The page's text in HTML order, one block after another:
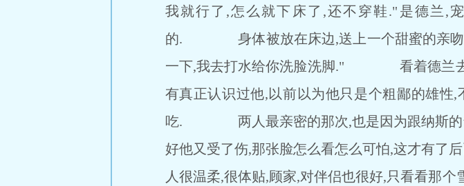
我就行了,怎么就下床了,还不穿鞋."是德兰,
的. 身体被放在床边,送上一个甜蜜的亲吻,
一下,我去打水给你洗脸洗脚." 看着德兰去
有真正认识过他,以前以为他只是个粗鄙的雄性
吃. 两人最亲密的那次,也是因为跟纳斯的气
好他又受了伤,那张脸怎么看怎么可怕,这才
人很温柔,很体贴,顾家,对伴侣也很好,只看看那